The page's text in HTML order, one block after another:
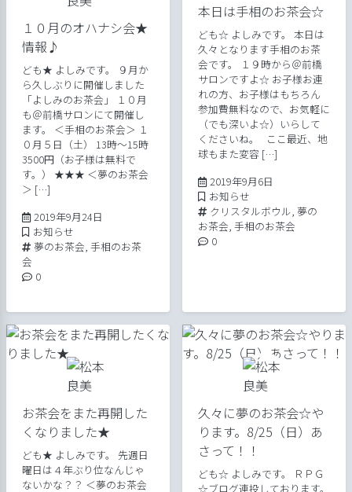
１０月のオハナシ会★
情報♪
ども★ よしみです。 ９月か
ら久しぶりに開催しました
「よしみのお茶会」 １０月
も＠前橋サロンにて開催し
ます。 ＜手相のお茶会＞ １
０月５日（土） 13時～15時
3500円（お子様は無料で
す。） ★★★ ＜夢のお茶会
＞ […]
2019年9月24日
Posted in
お知らせ
Tags:
夢のお茶会, 手相のお茶
会
Comments:
0
本日は手相のお茶会☆
ども☆ よしみです。 本日は
久々となります手相のお茶
会です。 １９時から＠前橋
サロンですよ☆ お子様お連
れの方、お子様はもちろん
参加費無料なので、お気軽に
（でも深いよ☆）いらして
くださいね。 ここ最近、地
球もまた変容 […]
2019年9月6日
Posted in
お知らせ
Tags:
クリスタルボウル 夢の
お茶会 手相のお茶会
Comments:
0
お茶会をまた再開した
くなりました★
ども★ よしみです。 先週日
曜日は４年ぶり位なんじゃ
ないかな？？ ＜夢のお茶会
久々に夢のお茶会☆や
ります。8/25（日）あ
さって！！
ども☆ よしみです。 ＲＰＧ
☆ブログ連投しております。